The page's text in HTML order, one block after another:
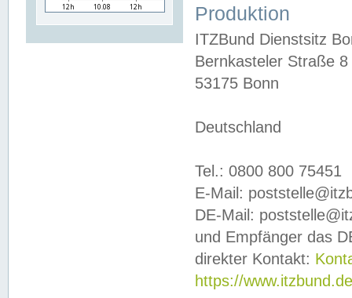
Produktion
ITZBund Dienstsitz
Bernkasteler Straße 8
53175 Bonn
Deutschland
Tel.: 0800 800 75451
E-Mail:
DE-Mail:
und Empfänger das
direkter Kontakt:
https://